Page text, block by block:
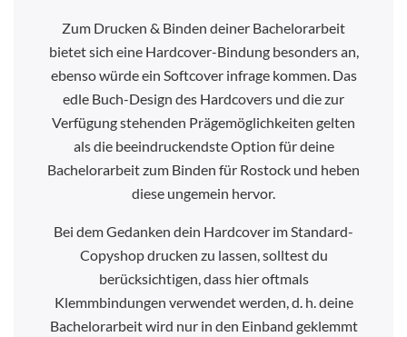
Zum Drucken & Binden deiner Bachelorarbeit
bietet sich eine Hardcover-Bindung besonders an,
ebenso würde ein Softcover infrage kommen. Das
edle Buch-Design des Hardcovers und die zur
Verfügung stehenden Prägemöglichkeiten gelten
als die beeindruckendste Option für deine
Bachelorarbeit zum Binden für Rostock und heben
diese ungemein hervor.
Bei dem Gedanken dein Hardcover im Standard-
Copyshop drucken zu lassen, solltest du
berücksichtigen, dass hier oftmals
Klemmbindungen verwendet werden, d. h. deine
Bachelorarbeit wird nur in den Einband geklemmt